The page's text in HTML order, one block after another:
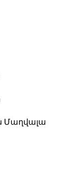
Մաղվալա